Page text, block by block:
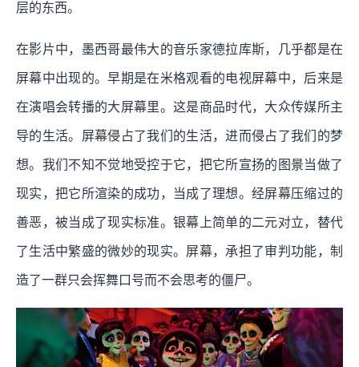
层的东西。
在影片中，墨西哥最伟大的音乐家德拉库斯，几乎都是在
屏幕中出现的。早期是在米格观看的电视屏幕中，后来是
在演唱会转播的大屏幕里。这是商品时代，大众传媒所主
导的生活。屏幕侵占了我们的生活，进而侵占了我们的梦
想。我们不知不觉地受控于它，把它所宣扬的图景当做了
现实，把它所渲染的成功，当成了理想。经屏幕压缩过的
善恶，被当成了现实标准。银幕上简单的二元对立，替代
了生活中繁盛的微妙的现实。屏幕，承担了审判功能，制
造了一群只会挥舞口号而不会思考的僵尸。